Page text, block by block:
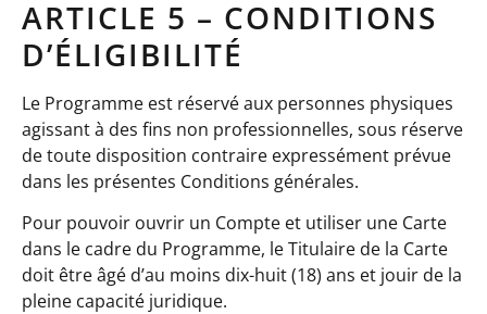
ARTICLE 5 – CONDITIONS
D’ÉLIGIBILITÉ
Le Programme est réservé aux personnes physiques
agissant à des fins non professionnelles, sous réserve
de toute disposition contraire expressément prévue
dans les présentes Conditions générales.
Pour pouvoir ouvrir un Compte et utiliser une Carte
dans le cadre du Programme, le Titulaire de la Carte
doit être âgé d’au moins dix-huit (18) ans et jouir de la
pleine capacité juridique.